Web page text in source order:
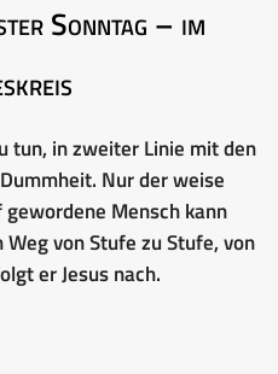
Sonntag – im
tun, in zweiter Linie mit den
Nur der weise
Mensch kann
von Stufe zu Stufe, von
er Jesus nach.